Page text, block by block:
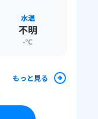
水温
不明
-℃
もっと見る